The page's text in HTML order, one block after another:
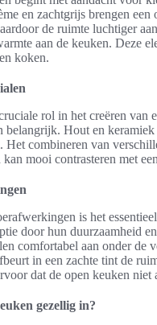
en zachtgrijs brengen
de ruimte luchtiger
aan de keuken. Deze
koken.
rol in het creëren van
belangrijk. Hout en
Het combineren van
mooi contrasteren met
is het
door hun duurzaamheid
comfortabel aan onder
in een zachte tint de
dat de open keuken
gezellig in?